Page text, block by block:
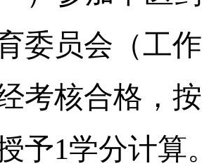
委员会（工
考核合格，
予1学分计算